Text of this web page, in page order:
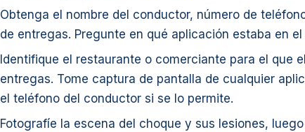
Obtenga el nombre del conductor, número de
de entregas. Pregunte en qué aplicación estaba en
Identifique el restaurante o comerciante para el que
entregas. Tome captura de pantalla de cualquier
el teléfono del conductor si se lo permite.
Fotografíe la escena del choque y sus lesiones,